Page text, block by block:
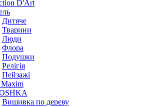
D'Art
Дитяче
Тварини
Люди
Флора
Подушки
Релігія
Пейзажі
Вишивка по дереву